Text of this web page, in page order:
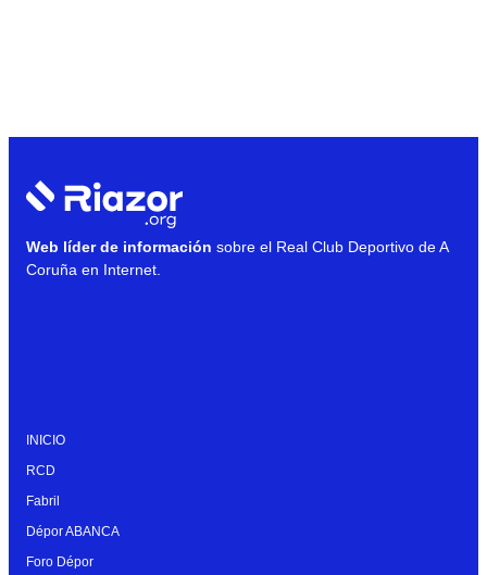
Web líder de información sobre el Real Club Deportivo de A
Coruña en Internet.
INICIO
RCD
Fabril
Dépor ABANCA
Foro Dépor